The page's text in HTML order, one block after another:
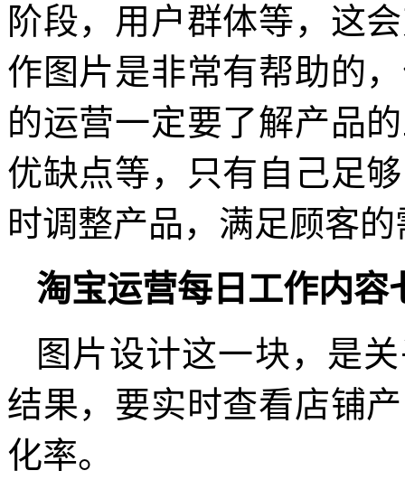
阶段，用户群体等，这
作图片是非常有帮助的
的运营一定要了解产品
优缺点等，只有自己足
时调整产品，满足顾客
淘宝运营每日工作内容
图片设计这一块，是
结果，要实时查看店铺
化率。